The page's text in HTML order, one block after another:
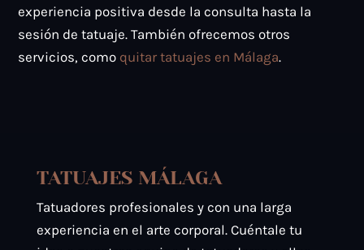
experiencia positiva desde la consulta hasta la
sesión de tatuaje. También ofrecemos otros
servicios, como quitar tatuajes en Málaga.
TATUAJES MÁLAGA
Tatuadores profesionales y con una larga
experiencia en el arte corporal. Cuéntale tu